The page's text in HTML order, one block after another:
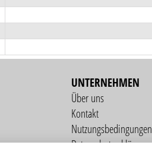
UNTERNEHMEN
Über uns
Kontakt
Nutzungsbedingungen
Datenschutzerklärung